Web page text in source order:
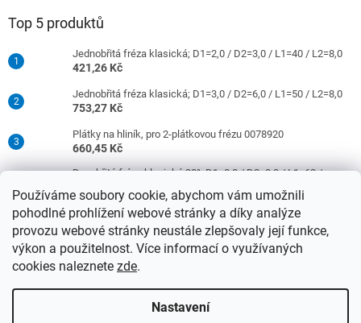
Používáme soubory cookie, abychom vám umožnili
pohodlné prohlížení webové stránky a díky analýze
provozu webové stránky neustále zlepšovaly její funkce,
výkon a použitelnost. Více informací o využívaných
cookies naleznete zde.
Nastavení
Top 5 produktů
Jednobřitá fréza klasická; D1=2,0 / D2=3,0 / L1=40 / L2=8,0
421,26 Kč
Jednobřitá fréza klasická; D1=3,0 / D2=6,0 / L1=50 / L2=8,0
753,27 Kč
Plátky na hliník, pro 2-plátkovou frézu 0078920
660,45 Kč
Dvoubřitá fréza klasická 30°; D1=8,0 / D2=8,0 / L1=63 /
977,42 Kč
Jednobřitá fréza klasická; D1=4,0 / D2=6,0 / L1=50 / L2=10,0
753,27 Kč